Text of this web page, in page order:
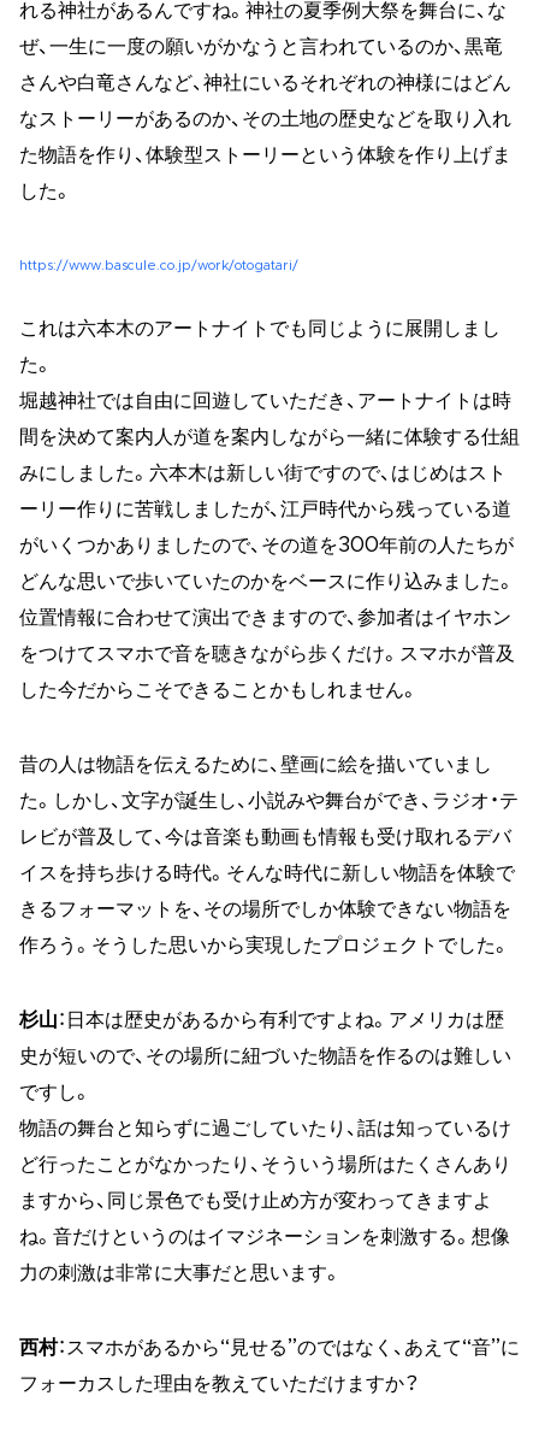
れる神社があるんですね。神社の夏季例大祭を舞台に、な
ぜ、一生に一度の願いがかなうと言われているのか、黒竜
さんや白竜さんなど、神社にいるそれぞれの神様にはどん
なストーリーがあるのか、その土地の歴史などを取り入れ
た物語を作り、体験型ストーリーという体験を作り上げま
した。
https://www.bascule.co.jp/work/otogatari/
これは六本木のアートナイトでも同じように展開しまし
た。
堀越神社では自由に回遊していただき、アートナイトは時
間を決めて案内人が道を案内しながら一緒に体験する仕組
みにしました。六本木は新しい街ですので、はじめはスト
ーリー作りに苦戦しましたが、江戸時代から残っている道
がいくつかありましたので、その道を300年前の人たちが
どんな思いで歩いていたのかをベースに作り込みました。
位置情報に合わせて演出できますので、参加者はイヤホン
をつけてスマホで音を聴きながら歩くだけ。スマホが普及
した今だからこそできることかもしれません。
昔の人は物語を伝えるために、壁画に絵を描いていまし
た。しかし、文字が誕生し、小説みや舞台ができ、ラジオ・テ
レビが普及して、今は音楽も動画も情報も受け取れるデバ
イスを持ち歩ける時代。そんな時代に新しい物語を体験で
きるフォーマットを、その場所でしか体験できない物語を
作ろう。そうした思いから実現したプロジェクトでした。
杉山：日本は歴史があるから有利ですよね。アメリカは歴
史が短いので、その場所に紐づいた物語を作るのは難しい
ですし。
物語の舞台と知らずに過ごしていたり、話は知っているけ
ど行ったことがなかったり、そういう場所はたくさんあり
ますから、同じ景色でも受け止め方が変わってきますよ
ね。音だけというのはイマジネーションを刺激する。想像
力の刺激は非常に大事だと思います。
西村：スマホがあるから“見せる”のではなく、あえて“音”に
フォーカスした理由を教えていただけますか？